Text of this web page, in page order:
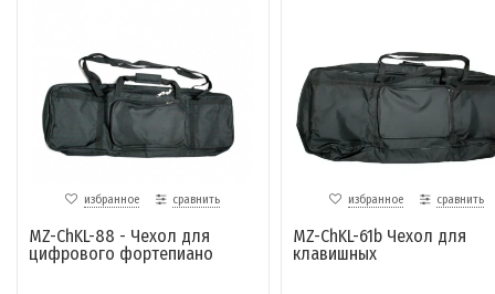
избранное сравнить
MZ-ChKL-88 - Чехол для
цифрового фортепиано
избранное сравнить
MZ-ChKL-61b Чехол для
клавишных